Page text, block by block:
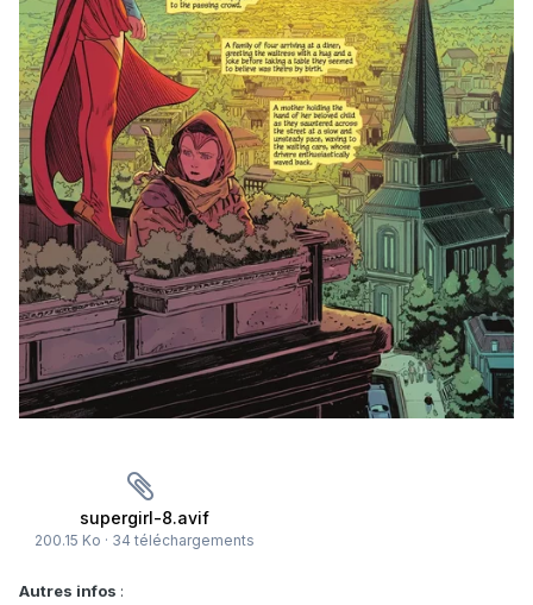
supergirl-8.avif
200.15 Ko · 34 téléchargements
Autres infos :